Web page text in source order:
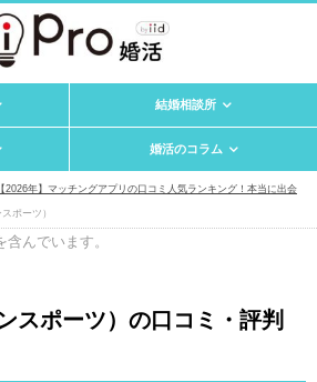
結婚相談所
婚活のコラム
【2026年】マッチングアプリの口コミ人気ランキング！本当に出会
ポーツ）
んでいます。
スポーツ）の口コミ・評判